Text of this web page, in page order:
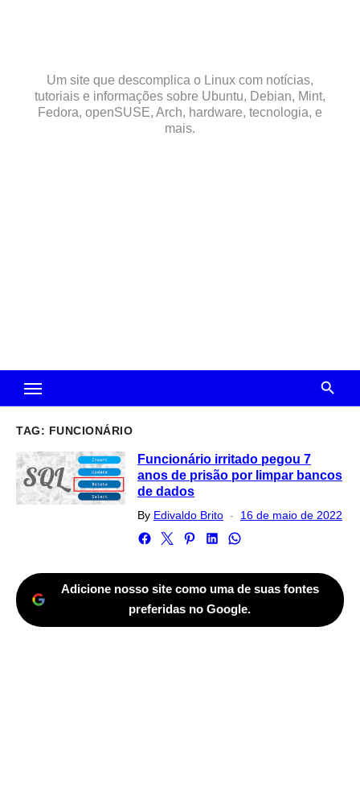
Um site que descomplica o Linux com notícias,
tutoriais e informações sobre Ubuntu, Debian, Mint,
Fedora, openSUSE, Arch, hardware, tecnologia, e
mais.
TAG: FUNCIONÁRIO
Funcionário irritado pegou 7
anos de prisão por limpar bancos
de dados
By Edivaldo Brito
Posted
16 de maio de 2022
Adicione nosso site como uma de suas fontes
preferidas no Google.